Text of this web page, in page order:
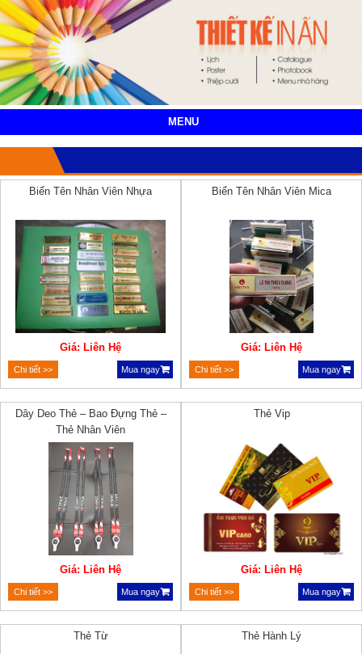
MENU
Biển Tên Nhân Viên Nhựa
Giá: Liên Hệ
Chi tiết >> Mua ngay
Biển Tên Nhân Viên Mica
Giá: Liên Hệ
Chi tiết >> Mua ngay
Dây Deo Thẻ – Bao Đựng Thẻ –
Thẻ Nhân Viên
Giá: Liên Hệ
Chi tiết >> Mua ngay
Thẻ Vip
Giá: Liên Hệ
Chi tiết >> Mua ngay
Thẻ Từ Thẻ Hành Lý